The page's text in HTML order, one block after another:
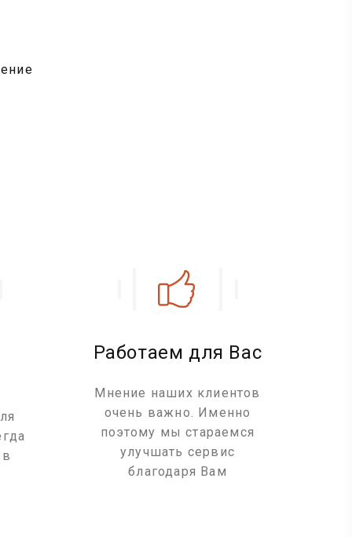
Работаем для Вас
Мнение наших клиентов
очень важно. Именно
поэтому мы стараемся
улучшать сервис
благодаря Вам